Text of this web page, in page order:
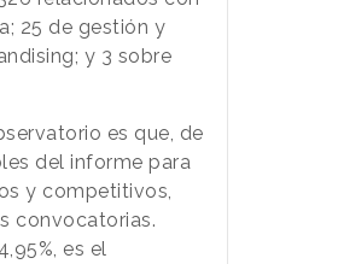
25 de gestión y
y 3 sobre
es que, de
del informe para
y competitivos,
convocatorias.
es el